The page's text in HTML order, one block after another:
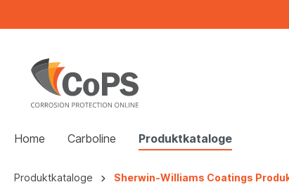
Home Carboline Produktkataloge
Produktkataloge Sherwin-Williams Coatings